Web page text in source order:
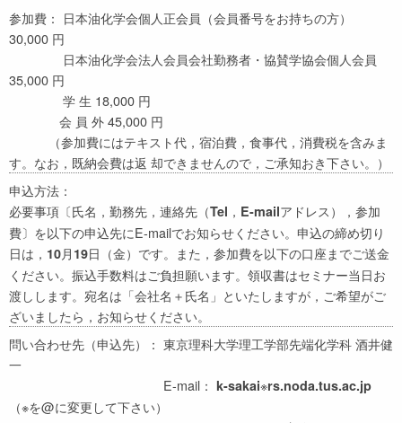
参加費： 日本油化学会個人正会員（会員番号をお持ちの方）
30,000 円
日本油化学会法人会員会社勤務者・協賛学協会個人会員
35,000 円
学 生 18,000 円
会 員 外 45,000 円
（参加費にはテキスト代，宿泊費，食事代，消費税を含みま
す。なお，既納会費は返 却できませんので，ご承知おき下さい。）
申込方法：
必要事項〔氏名，勤務先，連絡先（Tel ， E-mailアドレス），参加
費〕を以下の申込先にE-mailでお知らせください。申込の締め切り
日は， 10月 19日（金）です。また，参加費を以下の口座までご送金
ください。振込手数料はご負担願います。領収書はセミナー当日お
渡しします。宛名は「会社名＋氏名」といたしますが，ご希望がご
ざいましたら，お知らせください。
問い合わせ先（申込先）： 東京理科大学理工学部先端化学科 酒井健
一
E-mail： k-sakai※rs.noda.tus.ac.jp
（※を@に変更して下さい）